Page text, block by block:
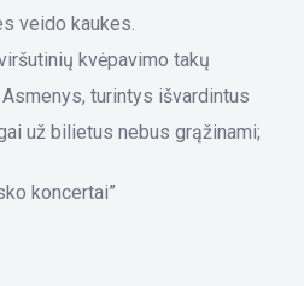
veido kaukes.
kvėpavimo takų
turintys išvardintus
už bilietus nebus grąžinami;
koncertai”